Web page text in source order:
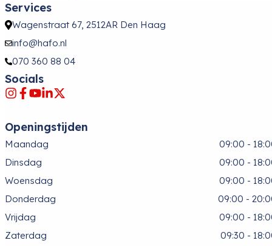
Services
Wagenstraat 67, 2512AR Den Haag
info@hafo.nl
070 360 88 04
Socials
Openingstijden
Maandag
09:00 -
Dinsdag
09:00 -
Woensdag
09:00 -
Donderdag
09:00 -
Vrijdag
09:00 -
Zaterdag
09:30 -